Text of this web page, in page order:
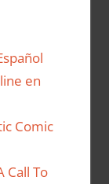
en
Comic
Call To